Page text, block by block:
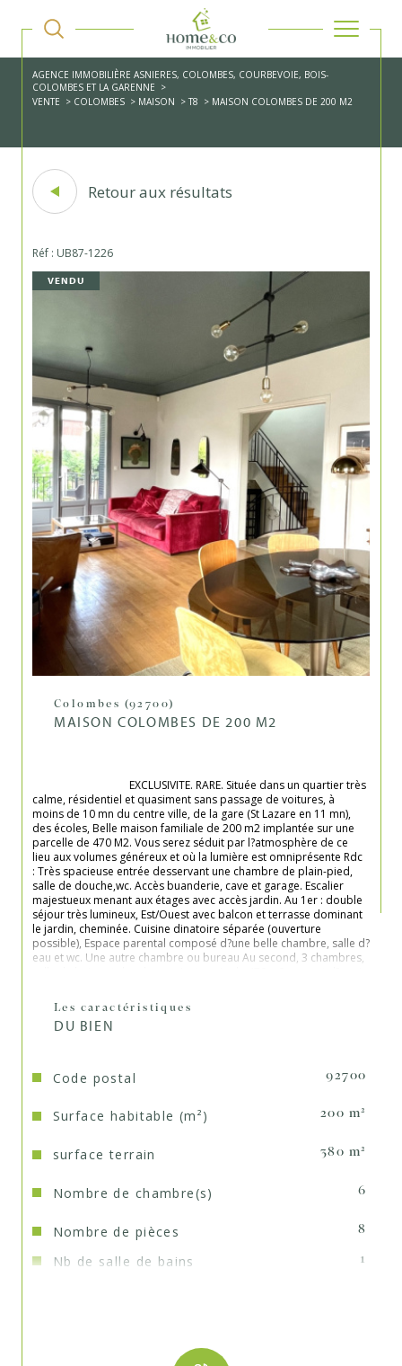
AGENCE IMMOBILIÈRE ASNIERES, COLOMBES, COURBEVOIE, BOIS-
COLOMBES ET LA GARENNE
VENTE
COLOMBES MAISON T8 MAISON COLOMBES DE 200 M2
Retour aux résultats
Réf : UB87-1226
VENDU
Colombes (92700)
MAISON COLOMBES DE 200 M2
calme, résidentiel et quasiment sans passage de voitures, à
moins de 10 mn du centre ville, de la gare (St Lazare en 11 mn),
des écoles, Belle maison familiale de 200 m2 implantée sur une
parcelle de 470 M2. Vous serez séduit par l?atmosphère de ce
lieu aux volumes généreux et où la lumière est omniprésente Rdc
: Très spacieuse entrée desservant une chambre de plain-pied,
salle de douche,wc. Accès buanderie, cave et garage. Escalier
majestueux menant aux étages avec accès jardin. Au 1er : double
séjour très lumineux, Est/Ouest avec balcon et terrasse dominant
le jardin, cheminée. Cuisine dinatoire séparée (ouverture
possible), Espace parental composé d?une belle chambre, salle d?
eau et wc. Une autre chambre ou bureau Au second, 3 chambres,
arboré très ensoleillé derrière et sur le côté de 251 m2. La
maison à la décoration soignée ne nécessite aucun travaux
Garage double + 1 parking intérieur et un extérieur. Contact
Les caractéristiques
DU BIEN
Code postal 92700
Surface habitable (m²) 200 m²
surface terrain 380 m²
Nombre de chambre(s) 6
Nombre de pièces 8
Nb de salle de bains 1